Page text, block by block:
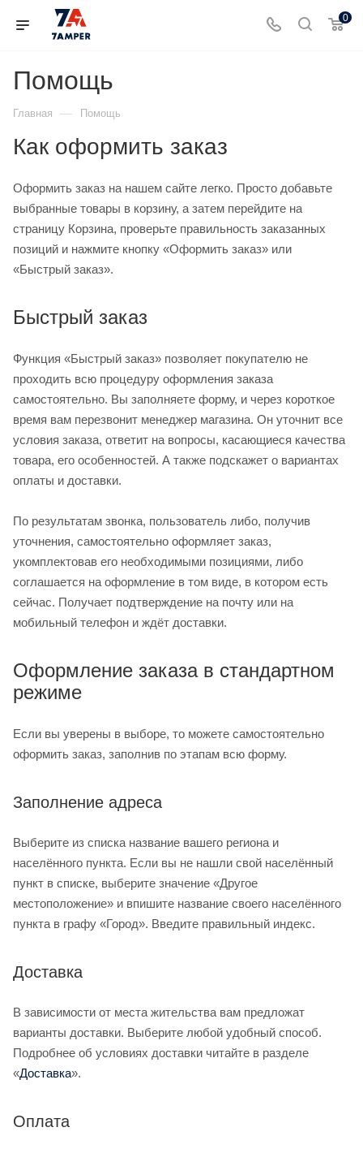
0
Помощь
Главная — Помощь
Как оформить заказ
Оформить заказ на нашем сайте легко. Просто добавьте
выбранные товары в корзину, а затем перейдите на
страницу Корзина, проверьте правильность заказанных
позиций и нажмите кнопку «Оформить заказ» или
«Быстрый заказ».
Быстрый заказ
Функция «Быстрый заказ» позволяет покупателю не
проходить всю процедуру оформления заказа
самостоятельно. Вы заполняете форму, и через короткое
время вам перезвонит менеджер магазина. Он уточнит все
условия заказа, ответит на вопросы, касающиеся качества
товара, его особенностей. А также подскажет о вариантах
оплаты и доставки.
По результатам звонка, пользователь либо, получив
уточнения, самостоятельно оформляет заказ,
укомплектовав его необходимыми позициями, либо
соглашается на оформление в том виде, в котором есть
сейчас. Получает подтверждение на почту или на
мобильный телефон и ждёт доставки.
Оформление заказа в стандартном
режиме
Если вы уверены в выборе, то можете самостоятельно
оформить заказ, заполнив по этапам всю форму.
Заполнение адреса
Выберите из списка название вашего региона и
населённого пункта. Если вы не нашли свой населённый
пункт в списке, выберите значение «Другое
местоположение» и впишите название своего населённого
пункта в графу «Город». Введите правильный индекс.
Доставка
В зависимости от места жительства вам предложат
варианты доставки. Выберите любой удобный способ.
Подробнее об условиях доставки читайте в разделе
«Доставка».
Оплата